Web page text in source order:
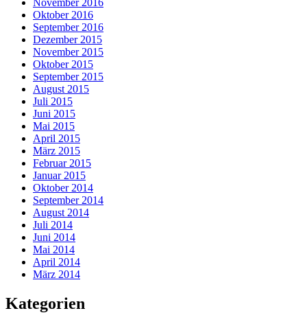
Oktober 2016
September 2016
Dezember 2015
November 2015
Oktober 2015
September 2015
August 2015
Juli 2015
Juni 2015
Mai 2015
April 2015
März 2015
Februar 2015
Januar 2015
Oktober 2014
September 2014
August 2014
Juli 2014
Juni 2014
Mai 2014
April 2014
März 2014
Kategorien